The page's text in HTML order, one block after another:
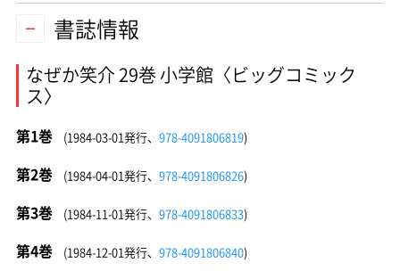
書誌情報
なぜか笑介 29巻 小学館〈ビッグコミック
ス〉
第1巻 (1984-03-01発行、 978-4091806819)
第2巻 (1984-04-01発行、 978-4091806826)
第3巻 (1984-11-01発行、 978-4091806833)
第4巻 (1984-12-01発行、 978-4091806840)